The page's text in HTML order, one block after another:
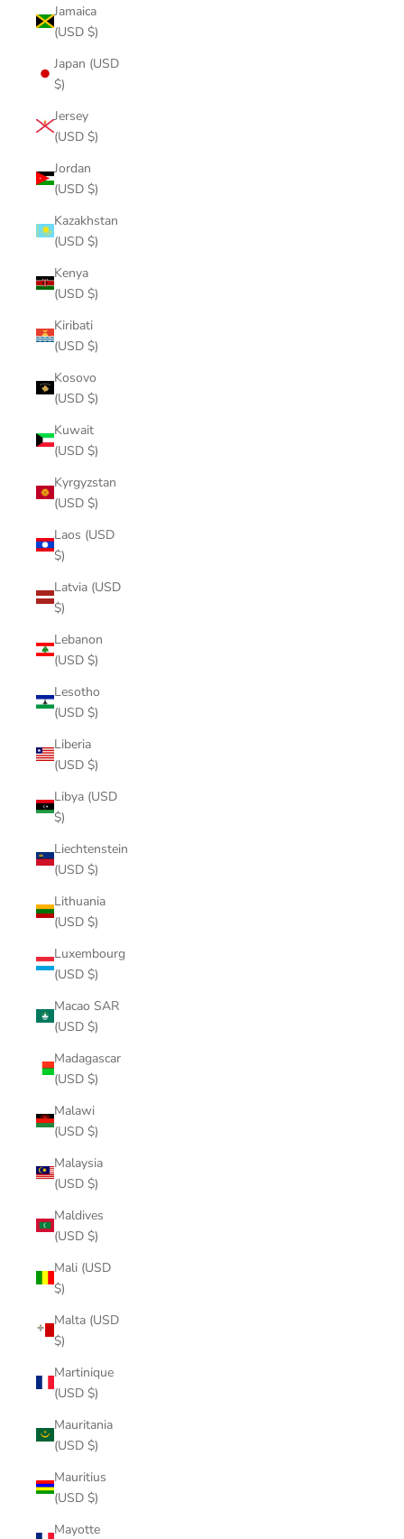
Jamaica
(USD $)
Japan (USD
$)
Jersey
(USD $)
Jordan
(USD $)
Kazakhstan
(USD $)
Kenya
(USD $)
Kiribati
(USD $)
Kosovo
(USD $)
Kuwait
(USD $)
Kyrgyzstan
(USD $)
Laos (USD
$)
Latvia (USD
$)
Lebanon
(USD $)
Lesotho
(USD $)
Liberia
(USD $)
Libya (USD
$)
Liechtenstein
(USD $)
Lithuania
(USD $)
Luxembourg
(USD $)
Macao SAR
(USD $)
Madagascar
(USD $)
Malawi
(USD $)
Malaysia
(USD $)
Maldives
(USD $)
Mali (USD
$)
Malta (USD
$)
Martinique
(USD $)
Mauritania
(USD $)
Mauritius
(USD $)
Mayotte